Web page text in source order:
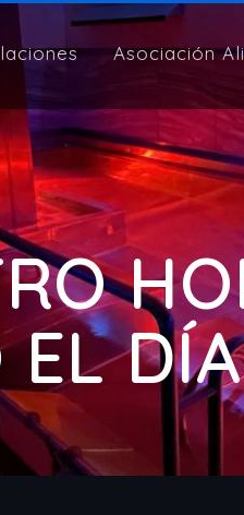
Asociación